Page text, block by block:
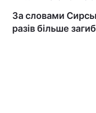
За словами
разів більше